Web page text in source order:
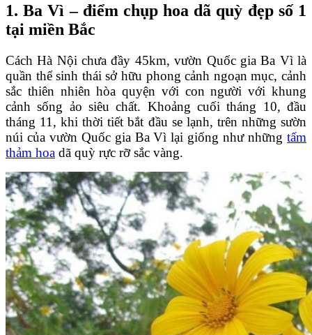
1. Ba Vì – điểm chụp hoa dã quỳ đẹp số 1
tại miền Bắc
Cách Hà Nội chưa đầy 45km, vườn Quốc gia Ba Vì là
quần thể sinh thái sở hữu phong cảnh ngoạn mục, cảnh
sắc thiên nhiên hòa quyện với con người với khung
cảnh sống ảo siêu chất. Khoảng cuối tháng 10, đầu
tháng 11, khi thời tiết bắt đầu se lạnh, trên những sườn
núi của vườn Quốc gia Ba Vì lại giống như những tấm
thảm hoa dã quỳ rực rỡ sắc vàng.